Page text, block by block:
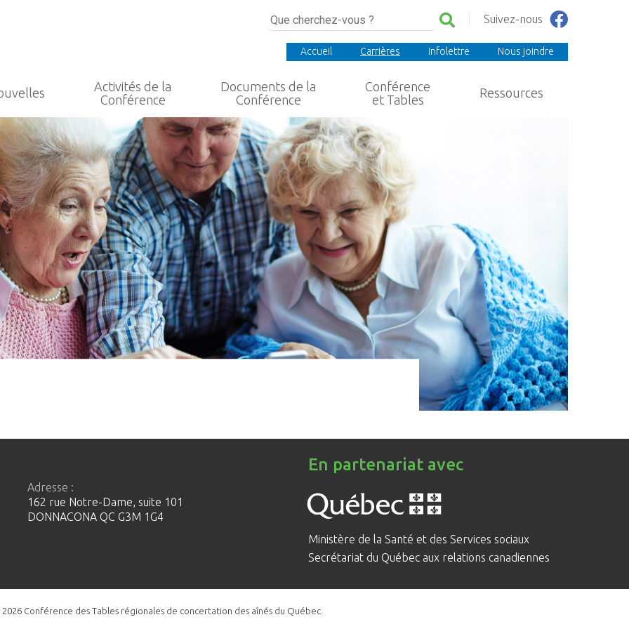
Suivez-nous
Accueil Carrières Infolettre Nous joindre
Activités de la
Conférence
Documents de la
Conférence
Conférence
et Tables
Ressources
Adresse :
162 rue Notre-Dame, suite 101
DONNACONA QC G3M 1G4
En partenariat avec
Ministère de la Santé et des Services sociaux
Secrétariat du Québec aux relations canadiennes
Conférence des Tables régionales de concertation des aînés du Québec.